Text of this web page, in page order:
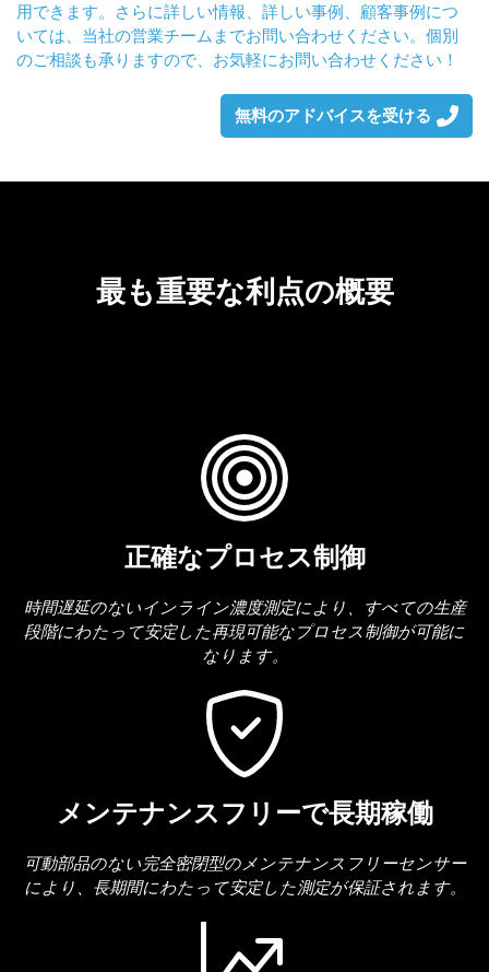
用できます。さらに詳しい情報、詳しい事例、顧客事例につ
いては、当社の営業チームまでお問い合わせください。個別
のご相談も承りますので、お気軽にお問い合わせください！
無料のアドバイスを受ける
最も重要な利点の概要
正確なプロセス制御
時間遅延のないインライン濃度測定により、すべての生産
段階にわたって安定した再現可能なプロセス制御が可能に
なります。
メンテナンスフリーで長期稼働
可動部品のない完全密閉型のメンテナンスフリーセンサー
により、長期間にわたって安定した測定が保証されます。